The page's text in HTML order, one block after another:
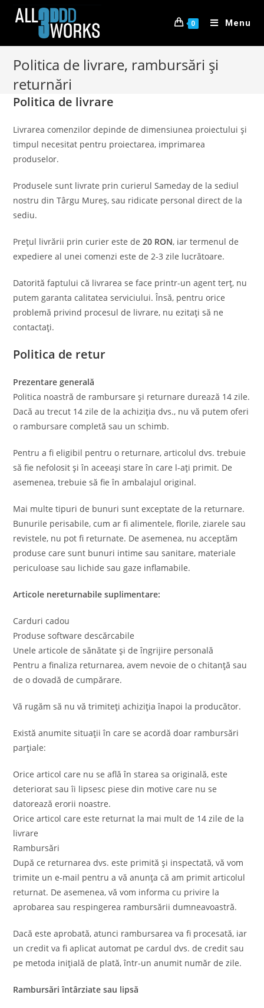
0 Menu
Politica de livrare, rambursări și
returnări
Politica de livrare
Livrarea comenzilor depinde de dimensiunea proiectului și
timpul necesitat pentru proiectarea, imprimarea
produselor.
Produsele sunt livrate prin curierul Sameday de la sediul
nostru din Târgu Mureș, sau ridicate personal direct de la
sediu.
Prețul livrării prin curier este de20 RON, iar termenul de
expediere al unei comenzi este de 2-3 zile lucrătoare.
Datorită faptului că livrarea se face printr-un agent terţ, nu
putem garanta calitatea serviciului. Însă, pentru orice
problemă privind procesul de livrare, nu ezitaţi să ne
contactaţi.
Politica de retur
Prezentare generală
Politica noastră de rambursare și returnare durează 14 zile.
Dacă au trecut 14 zile de la achiziția dvs., nu vă putem oferi
o rambursare completă sau un schimb.
Pentru a fi eligibil pentru o returnare, articolul dvs. trebuie
să fie nefolosit și în aceeași stare în care l-ați primit. De
asemenea, trebuie să fie în ambalajul original.
Mai multe tipuri de bunuri sunt exceptate de la returnare.
Bunurile perisabile, cum ar fi alimentele, florile, ziarele sau
revistele, nu pot fi returnate. De asemenea, nu acceptăm
produse care sunt bunuri intime sau sanitare, materiale
periculoase sau lichide sau gaze inflamabile.
Articole nereturnabile suplimentare:
Carduri cadou
Produse software descărcabile
Unele articole de sănătate și de îngrijire personală
Pentru a finaliza returnarea, avem nevoie de o chitanță sau
de o dovadă de cumpărare.
Vă rugăm să nu vă trimiteți achiziția înapoi la producător.
Există anumite situații în care se acordă doar rambursări
parțiale:
Orice articol care nu se află în starea sa originală, este
deteriorat sau îi lipsesc piese din motive care nu se
datorează erorii noastre.
Orice articol care este returnat la mai mult de 14 zile de la
livrare
Rambursări
După ce returnarea dvs. este primită și inspectată, vă vom
trimite un e-mail pentru a vă anunța că am primit articolul
returnat. De asemenea, vă vom informa cu privire la
aprobarea sau respingerea rambursării dumneavoastră.
Dacă este aprobată, atunci rambursarea va fi procesată, iar
un credit va fi aplicat automat pe cardul dvs. de credit sau
pe metoda inițială de plată, într-un anumit număr de zile.
Rambursări întârziate sau lipsă